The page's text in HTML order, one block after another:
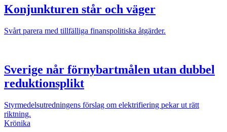
Konjunkturen står och väger
Svårt parera med tillfälliga finanspolitiska åtgärder.
Sverige når förnybartmålen utan dubbel
reduktionsplikt
Styrmedelsutredningens förslag om elektrifiering pekar ut rätt
riktning.
Krönika